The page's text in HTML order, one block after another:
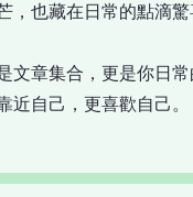
，也藏在日常的點滴驚
文章集合，更是你日
近自己，更喜歡自己。